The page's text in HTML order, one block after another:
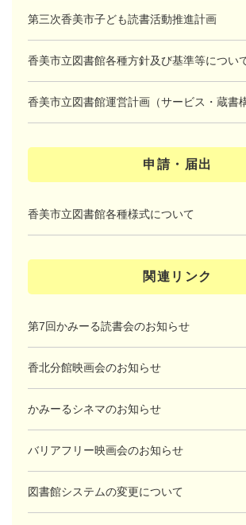
第三次香美市子ども読書活動推進計画
香美市立図書館各種方針及び基準等につい
香美市立図書館運営計画（サービス・蔵書
申請・届出
香美市立図書館各種様式について
関連リンク
第7回かみーる読書会のお知らせ
香北分館映画会のお知らせ
かみーるシネマのお知らせ
バリアフリー映画会のお知らせ
図書館システムの変更について